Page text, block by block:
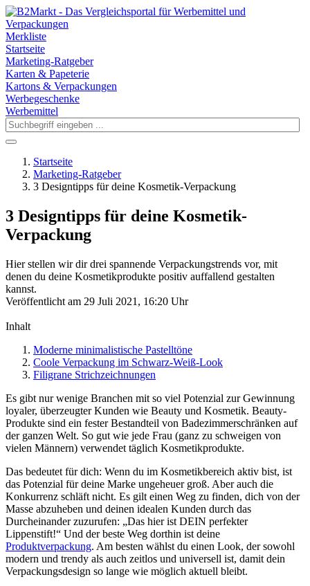
Merkliste
Startseite
Marketing-Ratgeber
Karten & Papeterie
Kartons & Verpackungen
Werbegeschenke
Werbemittel
Startseite
Marketing-Ratgeber
3 Designtipps für deine Kosmetik-Verpackung
3 Designtipps für deine Kosmetik-
Verpackung
Hier stellen wir dir drei spannende Verpackungstrends vor, mit
denen du deine Kosmetikprodukte positiv auffallend gestalten
kannst.
Veröffentlicht am 29 Juli 2021, 16:20 Uhr
Inhalt
Moderne minimalistische Pastelltöne
Coole Verpackung im Schwarz-Weiß-Look
Filigrane Strichzeichnungen
Es gibt nur wenige Branchen mit so viel Potenzial zur Gewinnung
loyaler, überzeugter Kunden wie Beauty und Kosmetik. Beauty-
Produkte sind ein fester Bestandteil von Badezimmerschränken auf
der ganzen Welt. So gut wie jede Frau (ganz zu schweigen von
vielen Männern) verwendet täglich Kosmetikprodukte.
Das bedeutet für dich: Wenn du im Kosmetikbereich aktiv bist, ist
das Potenzial für deine Marke ungeheuer groß. Aber auch die
Konkurrenz schläft nicht. Es gilt einen Weg zu finden, dich von der
Masse abzuheben und deinen idealen Kunden durch das
Durcheinander zuzurufen: „Das hier ist DEIN perfekter
Lippenstift!“ Und der beste Weg dorthin ist deine
Produktverpackung. Am besten wählst du einen Look, der sowohl
modern und trendy als auch zeitlos und universell ist, damit dein
Verpackungsdesign so lange wie möglich aktuell bleibt.